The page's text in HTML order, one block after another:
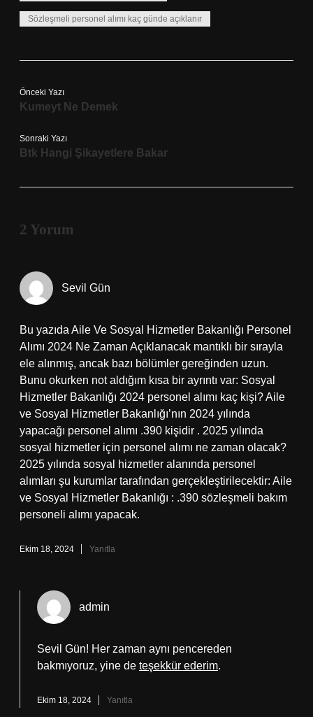
Sözleşmeli personel alımı kaç günde açıklanır
Önceki Yazı
Kumeyt Ne Demek
Sonraki Yazı
Btk Hangi Şikayetlere Bakar
2 Yorum
Sevil Gün
Bu yazıda Aile Ve Sosyal Hizmetler Bakanlığı Personel
Alımı 2024 Ne Zaman Açıklanacak mantıklı bir sırayla
ele alınmış, ancak bazı bölümler gereğinden uzun.
Bunu okurken not aldığım kısa bir ayrıntı var: Sosyal
Hizmetler Bakanlığı 2024 personel alımı kaç kişi? Aile
ve Sosyal Hizmetler Bakanlığı’nın 2024 yılında
yapacağı personel alımı .390 kişidir . 2025 yılında
sosyal hizmetler için personel alımı ne zaman olacak?
2025 yılında sosyal hizmetler alanında personel
alımları şu kurumlar tarafından gerçekleştirilecektir: Aile
ve Sosyal Hizmetler Bakanlığı : .390 sözleşmeli bakım
personeli alımı yapacak.
Ekim 18, 2024 Yanıtla
admin
Sevil Gün! Her zaman aynı pencereden
bakmıyoruz, yine de teşekkür ederim.
Ekim 18, 2024 Yanıtla